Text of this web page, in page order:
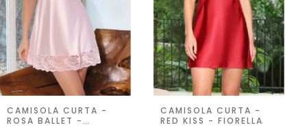
CAMISOLA CURTA -
ROSA BALLET -
CAMISOLA CURTA -
RED KISS - FIORELLA